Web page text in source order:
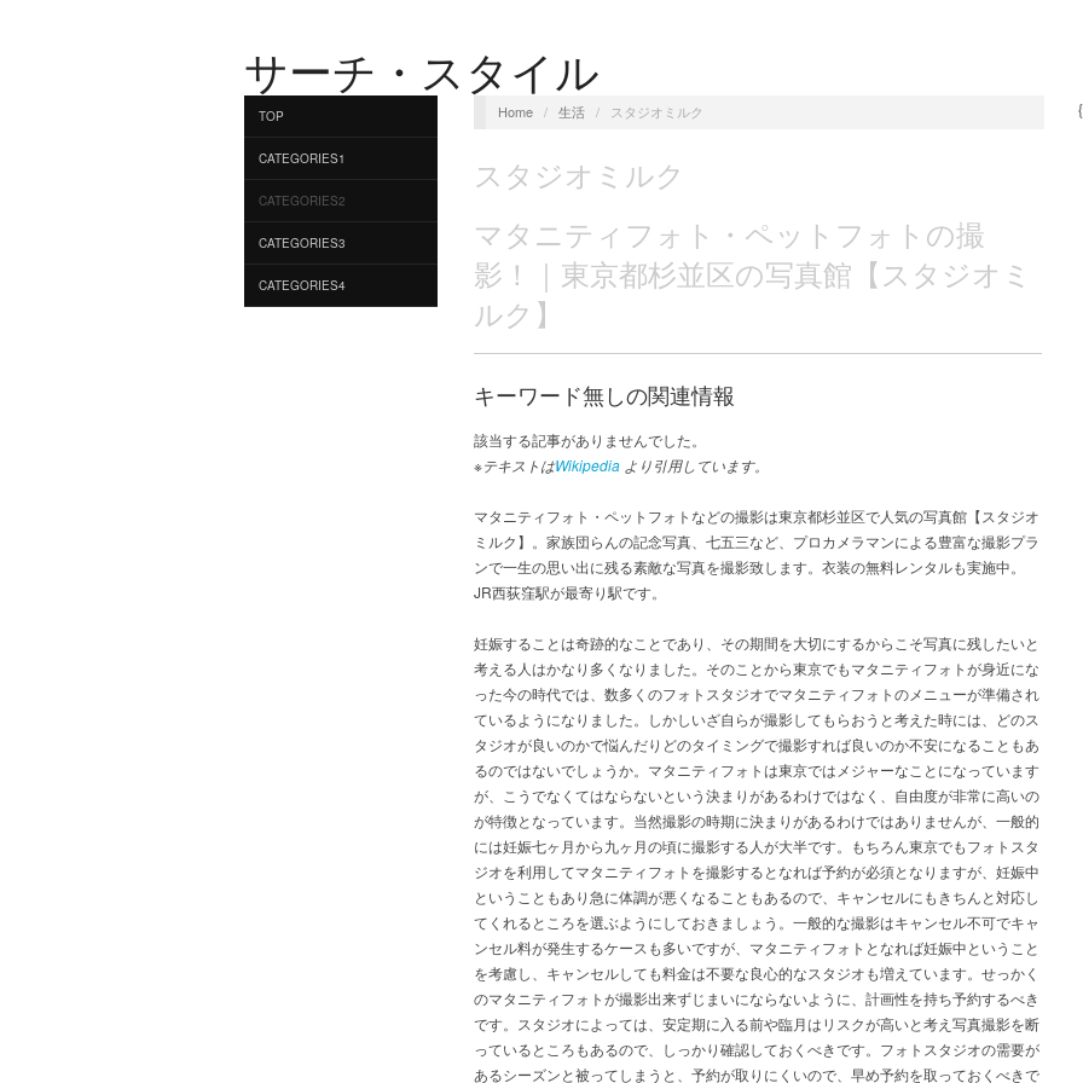
サーチ・スタイル
TOP
CATEGORIES1
CATEGORIES2
CATEGORIES3
CATEGORIES4
Home / 生活 / スタジオミルク
スタジオミルク
マタニティフォト・ペットフォトの撮
影！｜東京都杉並区の写真館【スタジオミ
ルク】
キーワード無しの関連情報
該当する記事がありませんでした。
※テキストはWikipedia より引用しています。
マタニティフォト・ペットフォトなどの撮影は東京都杉並区で人気の写真館【スタジオ
ミルク】。家族団らんの記念写真、七五三など、プロカメラマンによる豊富な撮影プラ
ンで一生の思い出に残る素敵な写真を撮影致します。衣装の無料レンタルも実施中。
JR西荻窪駅が最寄り駅です。
妊娠することは奇跡的なことであり、その期間を大切にするからこそ写真に残したいと
考える人はかなり多くなりました。そのことから東京でもマタニティフォトが身近にな
った今の時代では、数多くのフォトスタジオでマタニティフォトのメニューが準備され
ているようになりました。しかしいざ自らが撮影してもらおうと考えた時には、どのス
タジオが良いのかで悩んだりどのタイミングで撮影すれば良いのか不安になることもあ
るのではないでしょうか。マタニティフォトは東京ではメジャーなことになっています
が、こうでなくてはならないという決まりがあるわけではなく、自由度が非常に高いの
が特徴となっています。当然撮影の時期に決まりがあるわけではありませんが、一般的
には妊娠七ヶ月から九ヶ月の頃に撮影する人が大半です。もちろん東京でもフォトスタ
ジオを利用してマタニティフォトを撮影するとなれば予約が必須となりますが、妊娠中
ということもあり急に体調が悪くなることもあるので、キャンセルにもきちんと対応し
てくれるところを選ぶようにしておきましょう。一般的な撮影はキャンセル不可でキャ
ンセル料が発生するケースも多いですが、マタニティフォトとなれば妊娠中ということ
を考慮し、キャンセルしても料金は不要な良心的なスタジオも増えています。せっかく
のマタニティフォトが撮影出来ずじまいにならないように、計画性を持ち予約するべき
です。スタジオによっては、安定期に入る前や臨月はリスクが高いと考え写真撮影を断
っているところもあるので、しっかり確認しておくべきです。フォトスタジオの需要が
あるシーズンと被ってしまうと、予約が取りにくいので、早め予約を取っておくべきで